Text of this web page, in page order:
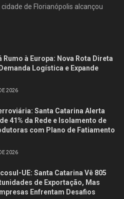
de Florianópolis alcançou
Rumo à Europa: Nova Rota Direta
Logística e Expande
2026
Santa Catarina Alerta
41% da Rede e Isolamento de
com Plano de Fatiamento
2026
UE: Santa Catarina Vê 805
de Exportação, Mas
Enfrentam Desafios